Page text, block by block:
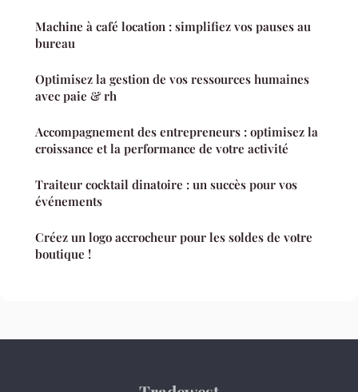
Machine à café location : simplifiez vos pauses au
bureau
Optimisez la gestion de vos ressources humaines
avec paie & rh
Accompagnement des entrepreneurs : optimisez la
croissance et la performance de votre activité
Traiteur cocktail dinatoire : un succès pour vos
événements
Créez un logo accrocheur pour les soldes de votre
boutique !